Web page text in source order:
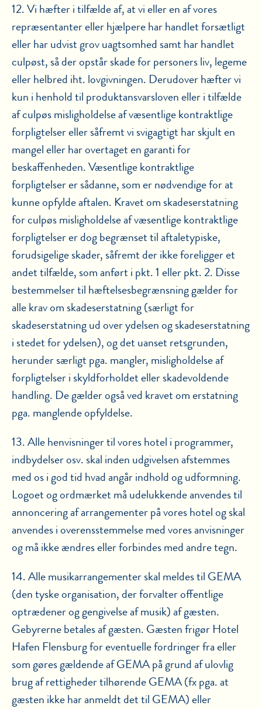
12. Vi hæfter i tilfælde af, at vi eller en af vores
repræsentanter eller hjælpere har handlet forsætligt
eller har udvist grov uagtsomhed samt har handlet
culpøst, så der opstår skade for personers liv, legeme
eller helbred iht. lovgivningen. Derudover hæfter vi
kun i henhold til produktansvarsloven eller i tilfælde
af culpøs misligholdelse af væsentlige kontraktlige
forpligtelser eller såfremt vi svigagtigt har skjult en
mangel eller har overtaget en garanti for
beskaffenheden. Væsentlige kontraktlige
forpligtelser er sådanne, som er nødvendige for at
kunne opfylde aftalen. Kravet om skadeserstatning
for culpøs misligholdelse af væsentlige kontraktlige
forpligtelser er dog begrænset til aftaletypiske,
forudsigelige skader, såfremt der ikke foreligger et
andet tilfælde, som anført i pkt. 1 eller pkt. 2. Disse
bestemmelser til hæftelsesbegrænsning gælder for
alle krav om skadeserstatning (særligt for
skadeserstatning ud over ydelsen og skadeserstatning
i stedet for ydelsen), og det uanset retsgrunden,
herunder særligt pga. mangler, misligholdelse af
forpligtelser i skyldforholdet eller skadevoldende
handling. De gælder også ved kravet om erstatning
pga. manglende opfyldelse.
13. Alle henvisninger til vores hotel i programmer,
indbydelser osv. skal inden udgivelsen afstemmes
med os i god tid hvad angår indhold og udformning.
Logoet og ordmærket må udelukkende anvendes til
annoncering af arrangementer på vores hotel og skal
anvendes i overensstemmelse med vores anvisninger
og må ikke ændres eller forbindes med andre tegn.
14. Alle musikarrangementer skal meldes til GEMA
(den tyske organisation, der forvalter offentlige
optrædener og gengivelse af musik) af gæsten.
Gebyrerne betales af gæsten. Gæsten frigør Hotel
Hafen Flensburg for eventuelle fordringer fra eller
som gøres gældende af GEMA på grund af ulovlig
brug af rettigheder tilhørende GEMA (fx pga. at
gæsten ikke har anmeldt det til GEMA) eller